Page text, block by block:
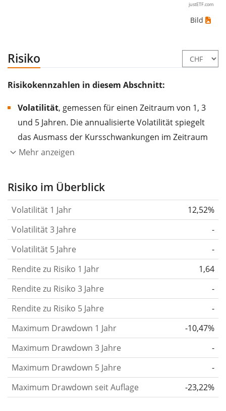
justETF.com
Bild
Risiko
Risikokennzahlen in diesem Abschnitt:
Volatilität, gemessen für einen Zeitraum von 1, 3
und 5 Jahren. Die annualisierte Volatilität spiegelt
das Ausmass der Kursschwankungen im Zeitraum
eines Jahres wider.
Aktie, des ETF, usw.) in der Vergangenheit
gelten im Allgemeinen als risikoreicher. Wir
berechnen die Volatilität auf Basis der Daten der
letzten 1, 3 und 5 Jahre, damit du sehen kannst, ob
die Kursschwankungen im Laufe der Zeit stärker
oder schwächer wurden. Weitere Informationen
findest du in unserem Artikel:
Risikomass.
Rendite pro Risikofür Zeiträume von 1, 3 und 5
Jahren. Diese Kennzahl ist definiert als die
annualisierte (d. h. auf einen Einjahreszeitraum
umgerechnete) historische Rendite geteilt durch die
historische annualisierte Volatilität.Rendite pro
Risiko setzt die historische Rendite eines
Mehr anzeigen
Risiko im Überblick
Volatilität 1 Jahr
12,52%
Volatilität 3 Jahre
-
Volatilität 5 Jahre
-
Rendite zu Risiko 1 Jahr
1,64
Rendite zu Risiko 3 Jahre
-
Rendite zu Risiko 5 Jahre
-
Maximum Drawdown 1 Jahr
-10,47%
Maximum Drawdown 3 Jahre
-
Maximum Drawdown 5 Jahre
-
Maximum Drawdown seit Auflage
-23,22%